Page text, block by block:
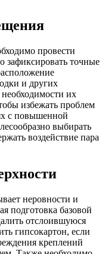
провести
точные
и других
их
избежать проблем
с повышенной
выбирать
воздействие пара
неровности и
подготовка базовой
отслоившуюся
гипсокартон, если
креплений